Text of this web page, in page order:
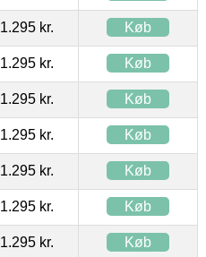
1.295 kr. Køb
1.295 kr. Køb
1.295 kr. Køb
1.295 kr. Køb
1.295 kr. Køb
1.295 kr. Køb
1.295 kr. Køb